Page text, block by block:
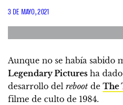
3 DE MAYO, 2021
Aunque no se había sabido
Legendary Pictures ha
desarrollo del reboot de The
filme de culto de 1984.